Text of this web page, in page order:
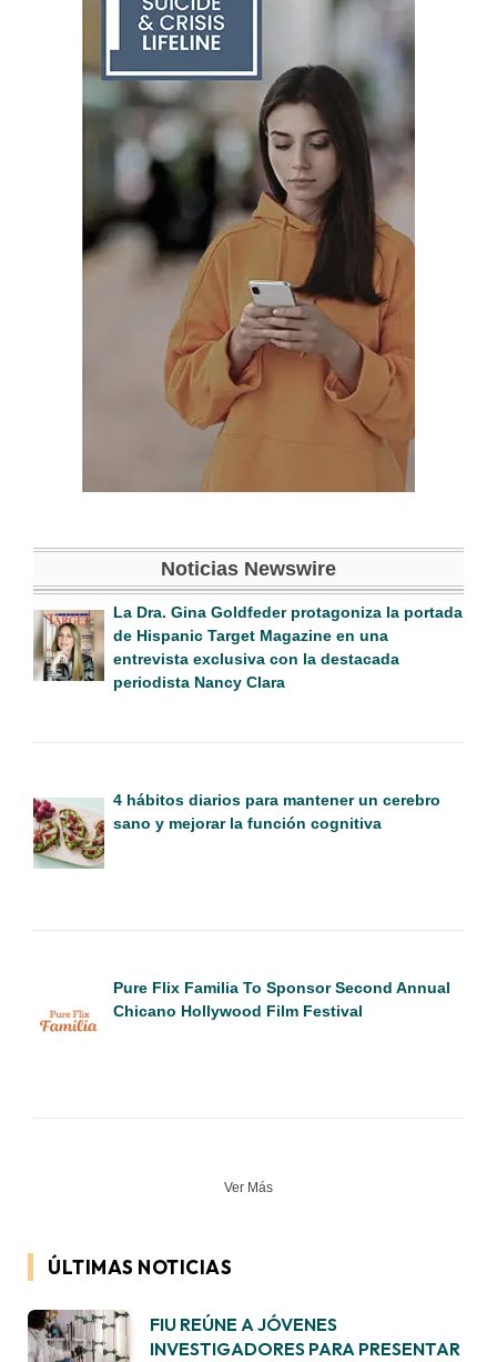
Noticias Newswire
La Dra. Gina Goldfeder protagoniza la portada
de Hispanic Target Magazine en una
entrevista exclusiva con la destacada
periodista Nancy Clara
4 hábitos diarios para mantener un cerebro
sano y mejorar la función cognitiva
Pure Flix Familia To Sponsor Second Annual
Chicano Hollywood Film Festival
Ver Más
ÚLTIMAS NOTICIAS
FIU REÚNE A JÓVENES
INVESTIGADORES PARA PRESENTAR